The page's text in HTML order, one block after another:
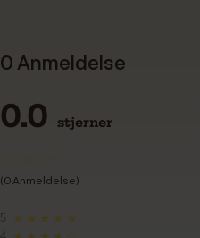
0 Anmeldelse
0.0 stjerner
(0 Anmeldelse)
5 ★★★★★